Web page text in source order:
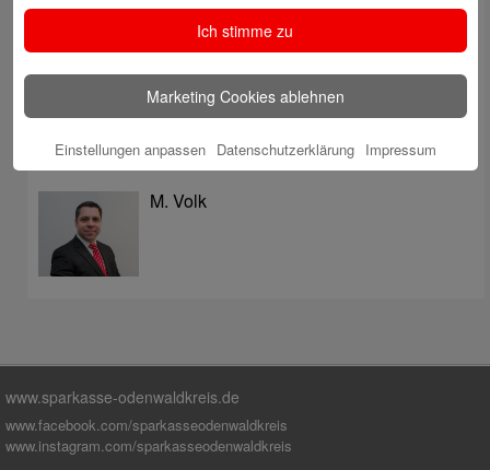
Digitale Apotheke in der Sparkassen-Geschäftsstelle
Fränkisch-Crumbach eröffnet
Sparkasse stärkt das soziale Miteinander im
Odenwaldkreis
Autoren
M. Volk
www.sparkasse-odenwaldkreis.de
www.facebook.com/sparkasseodenwaldkreis
www.instagram.com/sparkasseodenwaldkreis
Ich stimme zu
Marketing Cookies ablehnen
Einstellungen anpassen Datenschutzerklärung Impressum